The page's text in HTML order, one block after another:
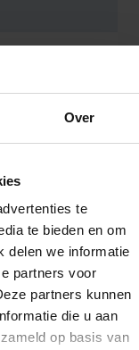
Over
te
te bieden en om
delen we informatie
partners voor
partners kunnen
die u aan
op basis van